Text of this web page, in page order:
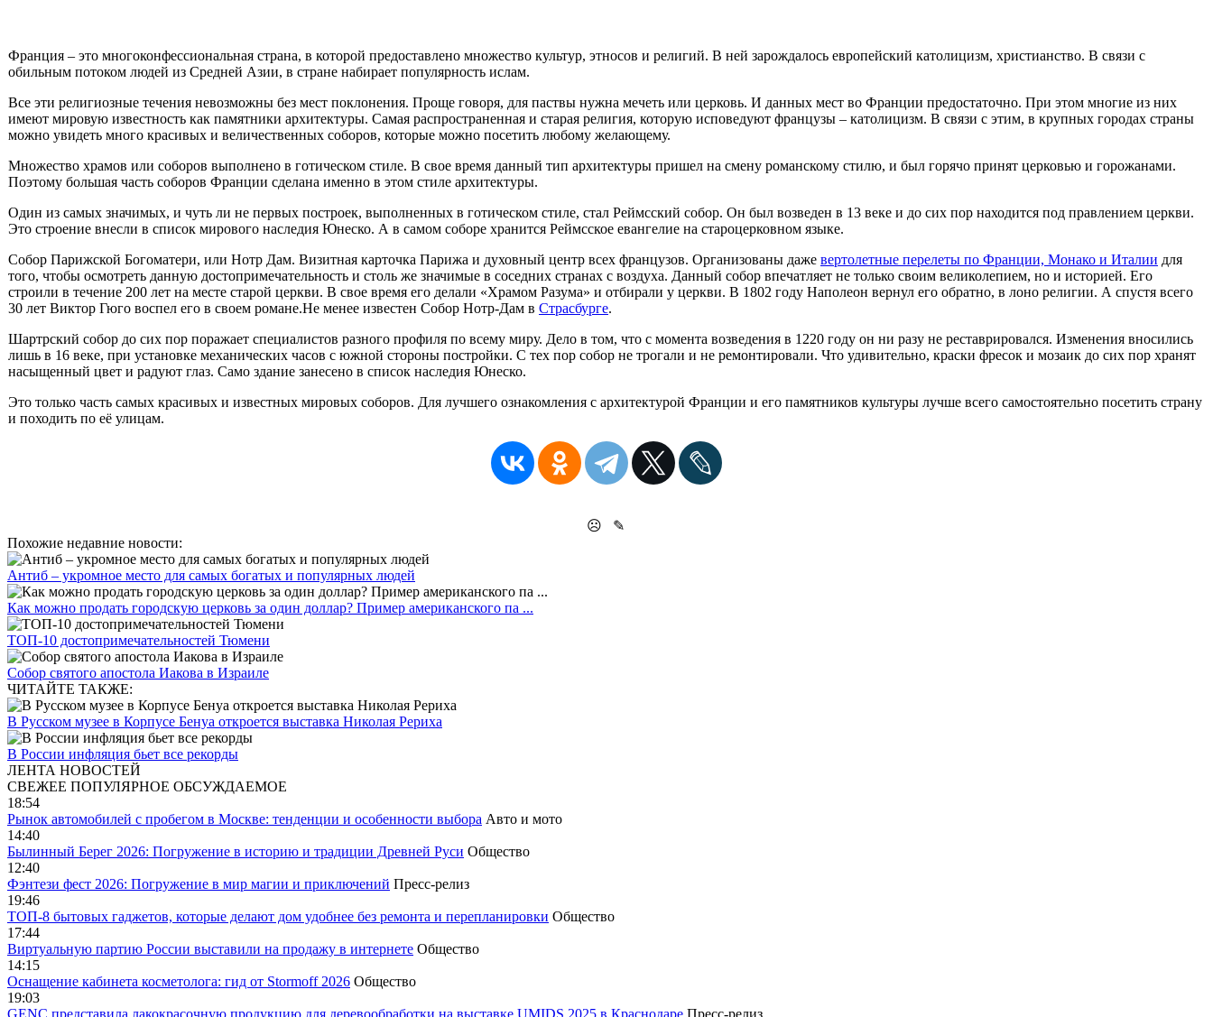
Франция – это многоконфессиональная страна, в которой предоставлено множество культур, этносов и религий. В ней зарождалось европейский католицизм, христианство. В связи с
обильным потоком людей из Средней Азии, в стране набирает популярность ислам.
Все эти религиозные течения невозможны без мест поклонения. Проще говоря, для паствы нужна мечеть или церковь. И данных мест во Франции предостаточно. При этом многие из них
имеют мировую известность как памятники архитектуры. Самая распространенная и старая религия, которую исповедуют французы – католицизм. В связи с этим, в крупных городах страны
можно увидеть много красивых и величественных соборов, которые можно посетить любому желающему.
Множество храмов или соборов выполнено в готическом стиле. В свое время данный тип архитектуры пришел на смену романскому стилю, и был горячо принят церковью и горожанами.
Поэтому большая часть соборов Франции сделана именно в этом стиле архитектуры.
Один из самых значимых, и чуть ли не первых построек, выполненных в готическом стиле, стал Реймсский собор. Он был возведен в 13 веке и до сих пор находится под правлением церкви.
Это строение внесли в список мирового наследия Юнеско. А в самом соборе хранится Реймсское евангелие на староцерковном языке.
Собор Парижской Богоматери, или Нотр Дам. Визитная карточка Парижа и духовный центр всех французов. Организованы даже вертолетные перелеты по Франции, Монако и Италии для
того, чтобы осмотреть данную достопримечательность и столь же значимые в соседних странах с воздуха. Данный собор впечатляет не только своим великолепием, но и историей. Его
строили в течение 200 лет на месте старой церкви. В свое время его делали «Храмом Разума» и отбирали у церкви. В 1802 году Наполеон вернул его обратно, в лоно религии. А спустя всего
30 лет Виктор Гюго воспел его в своем романе.Не менее известен Собор Нотр-Дам в Страсбурге.
Шартрский собор до сих пор поражает специалистов разного профиля по всему миру. Дело в том, что с момента возведения в 1220 году он ни разу не реставрировался. Изменения вносились
лишь в 16 веке, при установке механических часов с южной стороны постройки. С тех пор собор не трогали и не ремонтировали. Что удивительно, краски фресок и мозаик до сих пор хранят
насыщенный цвет и радуют глаз. Само здание занесено в список наследия Юнеско.
Это только часть самых красивых и известных мировых соборов. Для лучшего ознакомления с архитектурой Франции и его памятников культуры лучше всего самостоятельно посетить страну
и походить по её улицам.
☹
✎
Похожие недавние новости:
Антиб – укромное место для самых богатых и популярных людей
Как можно продать городскую церковь за один доллар? Пример американского па ...
ТОП-10 достопримечательностей Тюмени
Собор святого апостола Иакова в Израиле
ЧИТАЙТЕ ТАКЖЕ:
В Русском музее в Корпусе Бенуа откроется выставка Николая Рериха
В России инфляция бьет все рекорды
ЛЕНТА НОВОСТЕЙ
СВЕЖЕЕ ПОПУЛЯРНОЕ ОБСУЖДАЕМОЕ
18:54
Рынок автомобилей с пробегом в Москве: тенденции и особенности выбора Авто и мото
14:40
Былинный Берег 2026: Погружение в историю и традиции Древней Руси Общество
12:40
Фэнтези фест 2026: Погружение в мир магии и приключений Пресс-релиз
19:46
ТОП-8 бытовых гаджетов, которые делают дом удобнее без ремонта и перепланировки Общество
17:44
Виртуальную партию России выставили на продажу в интернете Общество
14:15
Оснащение кабинета косметолога: гид от Stormoff 2026 Общество
19:03
GENC представила лакокрасочную продукцию для деревообработки на выставке UMIDS 2025 в Краснодаре Пресс-релиз